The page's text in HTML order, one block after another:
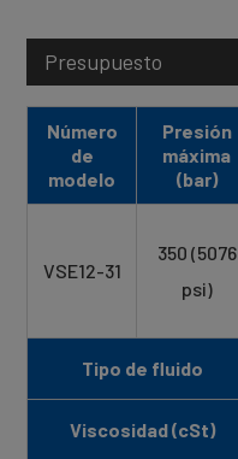
Presupuesto
Número
de
modelo
Presión
máxima
(bar)
VSE12-31
350 (5076
psi)
Tipo de fluido
Viscosidad (cSt)